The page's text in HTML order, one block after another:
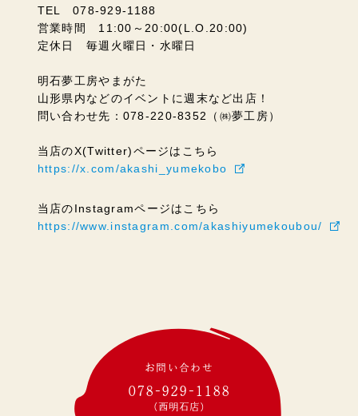
TEL 078-929-1188
営業時間 11:00～20:00(L.O.20:00)
定休日 毎週火曜日・水曜日
明石夢工房やまがた
山形県内などのイベントに週末など出店！
問い合わせ先：078-220-8352（㈱夢工房）
当店のX(Twitter)ページはこちら
https://x.com/akashi_yumekobo
当店のInstagramページはこちら
https://www.instagram.com/akashiyumekoubou/
お問い合わせ
078-929-1188
(西明石店)